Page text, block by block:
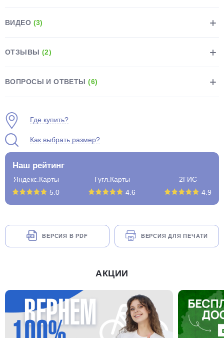
ВИДЕО (3)
ОТЗЫВЫ (2)
ВОПРОСЫ И ОТВЕТЫ(6)
Где купить?
Как выбрать размер?
Наш рейтинг
Яндекс.Карты
5.0
Гугл.Карты
4.6
2ГИС
4.9
ВЕРСИЯ В PDF ВЕРСИЯ ДЛЯ ПЕЧАТИ
АКЦИИ